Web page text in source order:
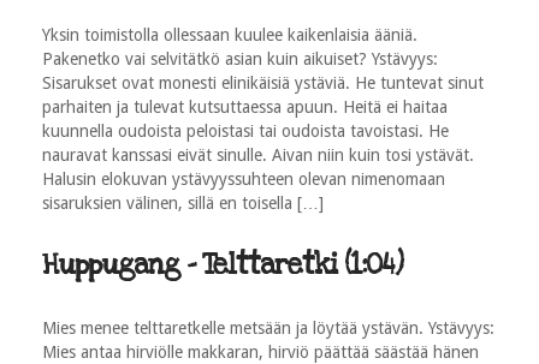
Yksin toimistolla ollessaan kuulee kaikenlaisia ääniä.
Pakenetko vai selvitätkö asian kuin aikuiset? Ystävyys:
Sisarukset ovat monesti elinikäisiä ystäviä. He tuntevat sinut
parhaiten ja tulevat kutsuttaessa apuun. Heitä ei haitaa
kuunnella oudoista peloistasi tai oudoista tavoistasi. He
nauravat kanssasi eivät sinulle. Aivan niin kuin tosi ystävät.
Halusin elokuvan ystävyyssuhteen olevan nimenomaan
sisaruksien välinen, sillä en toisella […]
Huppugang - Telttaretki (1:04)
Mies menee telttaretkelle metsään ja löytää ystävän. Ystävyys:
Mies antaa hirviölle makkaran, hirviö päättää säästää hänen